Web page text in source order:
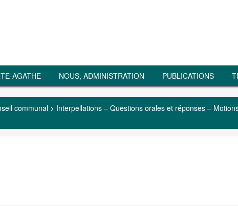
AGATHE NOUS, ADMINISTRATION PUBLICATIONS
communal > Interpellations – Questions orales et réponses –